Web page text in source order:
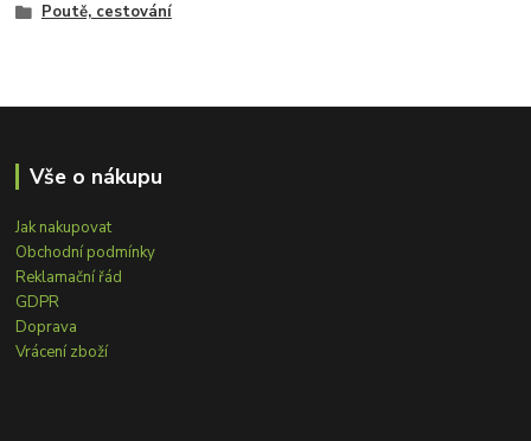
Poutě, cestování
Vše o nákupu
Jak nakupovat
Obchodní podmínky
Reklamační řád
GDPR
Doprava
Vrácení zboží